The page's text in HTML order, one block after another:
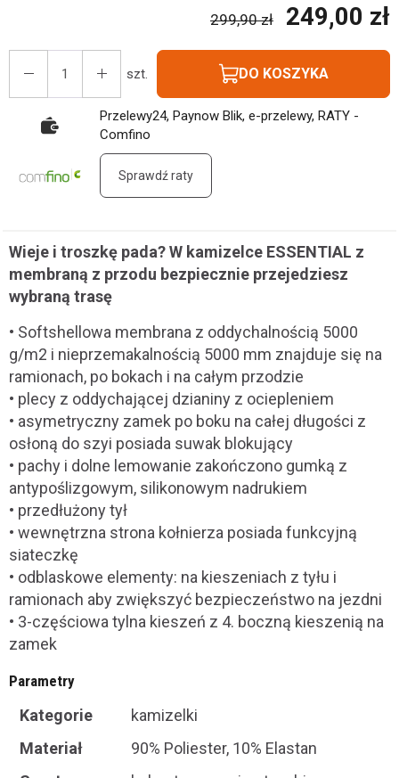
299,90 zł 249,00 zł
szt. DO KOSZYKA
Przelewy24, Paynow Blik, e-przelewy, RATY -
Comfino
Sprawdź raty
Wieje i troszkę pada? W kamizelce ESSENTIAL z
membraną z przodu bezpiecznie przejedziesz
wybraną trasę
• Softshellowa membrana z oddychalnością 5000
g/m2 i nieprzemakalnością 5000 mm znajduje się na
ramionach, po bokach i na całym przodzie
• plecy z oddychającej dzianiny z ociepleniem
• asymetryczny zamek po boku na całej długości z
osłoną do szyi posiada suwak blokujący
• pachy i dolne lemowanie zakończono gumką z
antypoślizgowym, silikonowym nadrukiem
• przedłużony tył
• wewnętrzna strona kołnierza posiada funkcyjną
siateczkę
• odblaskowe elementy: na kieszeniach z tyłu i
ramionach aby zwiększyć bezpieczeństwo na jezdni
• 3-częściowa tylna kieszeń z 4. boczną kieszenią na
zamek
Parametry
Kategorie
kamizelki
Materiał
90% Poliester, 10% Elastan